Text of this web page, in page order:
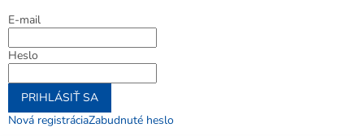
E-mail
Heslo
PRIHLÁSIŤ SA
Nová registráciaZabudnuté heslo